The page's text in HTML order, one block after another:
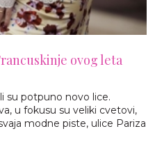
ovog leta
su potpuno novo lice.
u fokusu su veliki cvetovi,
modne piste, ulice Pariza